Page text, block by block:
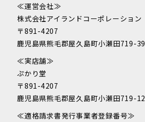
≪運営会社≫
株式会社アイランドコーポレーション
〒891-4207
鹿児島県熊毛郡屋久島町小瀬田719-39
≪実店舗≫
ぷかり堂
〒891-4207
鹿児島県熊毛郡屋久島町小瀬田719-12
≪適格請求書発行事業者登録番号≫